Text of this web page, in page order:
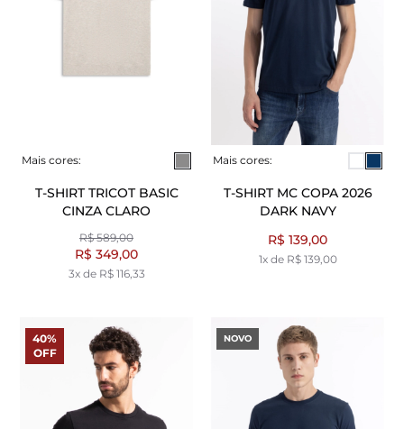
Mais cores:
T-SHIRT TRICOT BASIC
CINZA CLARO
R$ 589,00
R$ 349,00
3x de R$ 116,33
Mais cores:
T-SHIRT MC COPA 2026
DARK NAVY
R$ 139,00
1x de R$ 139,00
40%
OFF
NOVO